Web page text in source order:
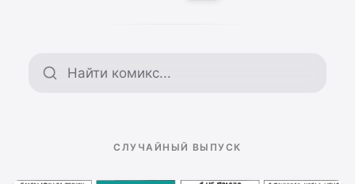
Поиск по архиву
СЛУЧАЙНЫЙ ВЫПУСК